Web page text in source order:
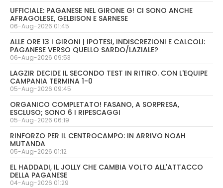
UFFICIALE: PAGANESE NEL GIRONE G! CI SONO ANCHE
AFRAGOLESE, GELBISON E SARNESE
06-Aug-2026 01:45
ALLE ORE 13 I GIRONI | IPOTESI, INDISCREZIONI E CALCOLI:
PAGANESE VERSO QUELLO SARDO/LAZIALE?
06-Aug-2026 09:53
LAGZIR DECIDE IL SECONDO TEST IN RITIRO. CON L'EQUIPE
CAMPANIA TERMINA 1-0
05-Aug-2026 09:45
ORGANICO COMPLETATO! FASANO, A SORPRESA,
ESCLUSO; SONO 6 I RIPESCAGGI
05-Aug-2026 06:19
RINFORZO PER IL CENTROCAMPO: IN ARRIVO NOAH
MUTANDA
05-Aug-2026 01:12
EL HADDADI, IL JOLLY CHE CAMBIA VOLTO ALL'ATTACCO
DELLA PAGANESE
04-Aug-2026 01:29